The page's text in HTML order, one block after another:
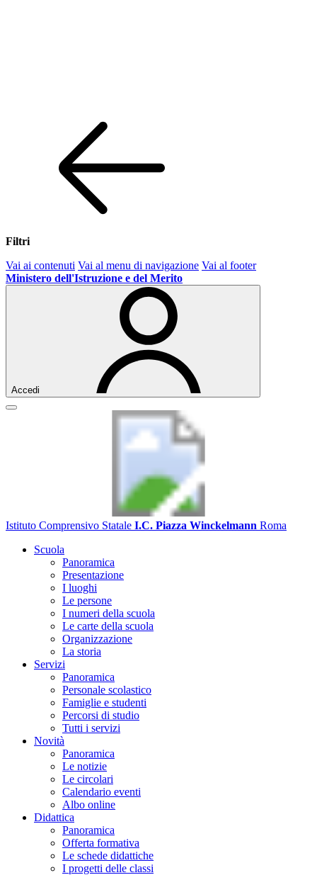
Filtri
Vai ai contenuti Vai al menu di navigazione Vai al footer
Ministero dell'Istruzione e del Merito
Accedi
Istituto Comprensivo Statale I.C. Piazza Winckelmann Roma
Scuola
Panoramica
Presentazione
I luoghi
Le persone
I numeri della scuola
Le carte della scuola
Organizzazione
La storia
Servizi
Panoramica
Personale scolastico
Famiglie e studenti
Percorsi di studio
Tutti i servizi
Novità
Panoramica
Le notizie
Le circolari
Calendario eventi
Albo online
Didattica
Panoramica
Offerta formativa
Le schede didattiche
I progetti delle classi